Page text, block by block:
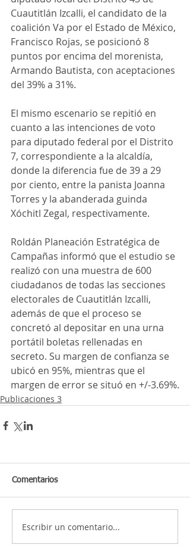
Cuautitlán Izcalli, el candidato de la
coalición Va por el Estado de México,
Francisco Rojas, se posicionó 8
puntos por encima del morenista,
Armando Bautista, con aceptaciones
del 39% a 31%.
El mismo escenario se repitió en
cuanto a las intenciones de voto
para diputado federal por el Distrito
7, correspondiente a la alcaldía,
donde la diferencia fue de 39 a 29
por ciento, entre la panista Joanna
Torres y la abanderada guinda
Xóchitl Zegal, respectivamente.
Roldán Planeación Estratégica de
Campañas informó que el estudio se
realizó con una muestra de 600
ciudadanos de todas las secciones
electorales de Cuautitlán Izcalli,
además de que el proceso se
concretó al depositar en una urna
portátil boletas rellenadas en
secreto. Su margen de confianza se
ubicó en 95%, mientras que el
margen de error se situó en +/-3.69%.
Publicaciones 3
Comentarios
Escribir un comentario...